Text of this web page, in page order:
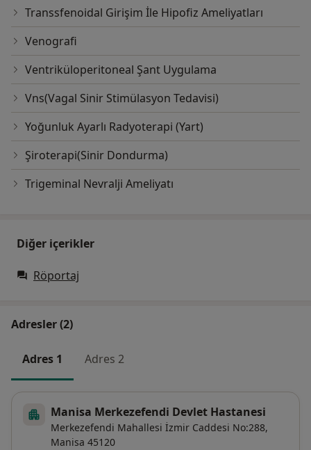
Transsfenoidal Girişim İle Hipofiz Ameliyatları
Venografi
Ventriküloperitoneal Şant Uygulama
Vns(Vagal Sinir Stimülasyon Tedavisi)
Yoğunluk Ayarlı Radyoterapi (Yart)
Şiroterapi(Sinir Dondurma)
​Trigeminal Nevralji​ Ameliyatı
Diğer içerikler
Röportaj
Adresler (2)
Adres 1 Adres 2
Manisa Merkezefendi Devlet Hastanesi
Merkezefendi Mahallesi İzmir Caddesi No:288,
Manisa 45120